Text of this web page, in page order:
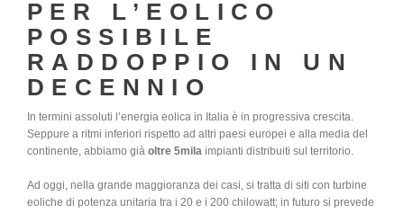
PER L’EOLICO
POSSIBILE
RADDOPPIO IN UN
DECENNIO
In termini assoluti l’energia eolica in Italia è in progressiva crescita.
Seppure a ritmi inferiori rispetto ad altri paesi europei e alla media del
continente, abbiamo già oltre 5mila impianti distribuiti sul territorio.
Ad oggi, nella grande maggioranza dei casi, si tratta di siti con turbine
eoliche di potenza unitaria tra i 20 e i 200 chilowatt; in futuro si prevede